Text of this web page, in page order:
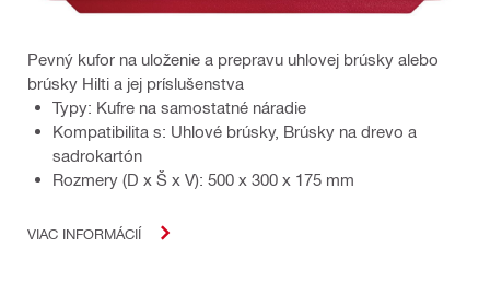
Pevný kufor na uloženie a prepravu uhlovej brúsky alebo
brúsky Hilti a jej príslušenstva
Typy: Kufre na samostatné náradie
Kompatibilita s: Uhlové brúsky, Brúsky na drevo a
sadrokartón
Rozmery (D x Š x V): 500 x 300 x 175 mm
VIAC INFORMÁCIÍ